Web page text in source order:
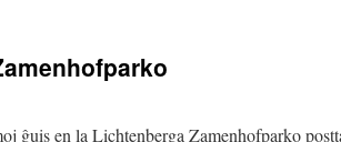
ĝuis en la Lichtenberga Zamenhofparko